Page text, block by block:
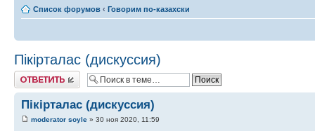
Список форумов ‹ Говорим по-казахски
Пікірталас (дискуссия)
Ответить
Пікірталас (дискуссия)
moderator soyle » 30 ноя 2020, 11:59